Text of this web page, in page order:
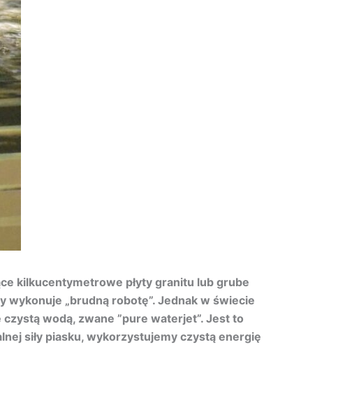
kilkucentymetrowe płyty granitu lub grube
„brudną robotę”. Jednak w świecie
wodą, zwane ”pure waterjet”. Jest to
siły piasku, wykorzystujemy czystą energię